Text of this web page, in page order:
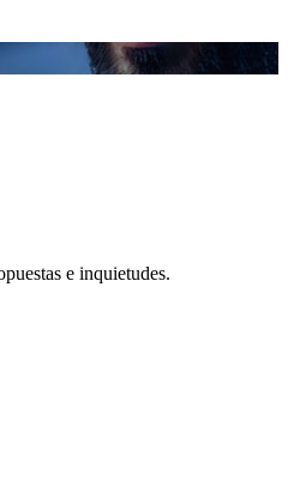
e inquietudes.